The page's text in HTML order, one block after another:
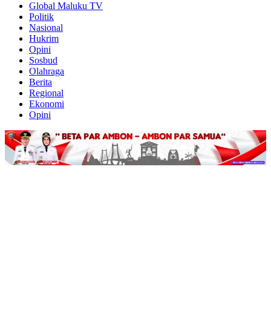
Global Maluku TV
Politik
Nasional
Hukrim
Opini
Sosbud
Olahraga
Berita
Regional
Ekonomi
Opini